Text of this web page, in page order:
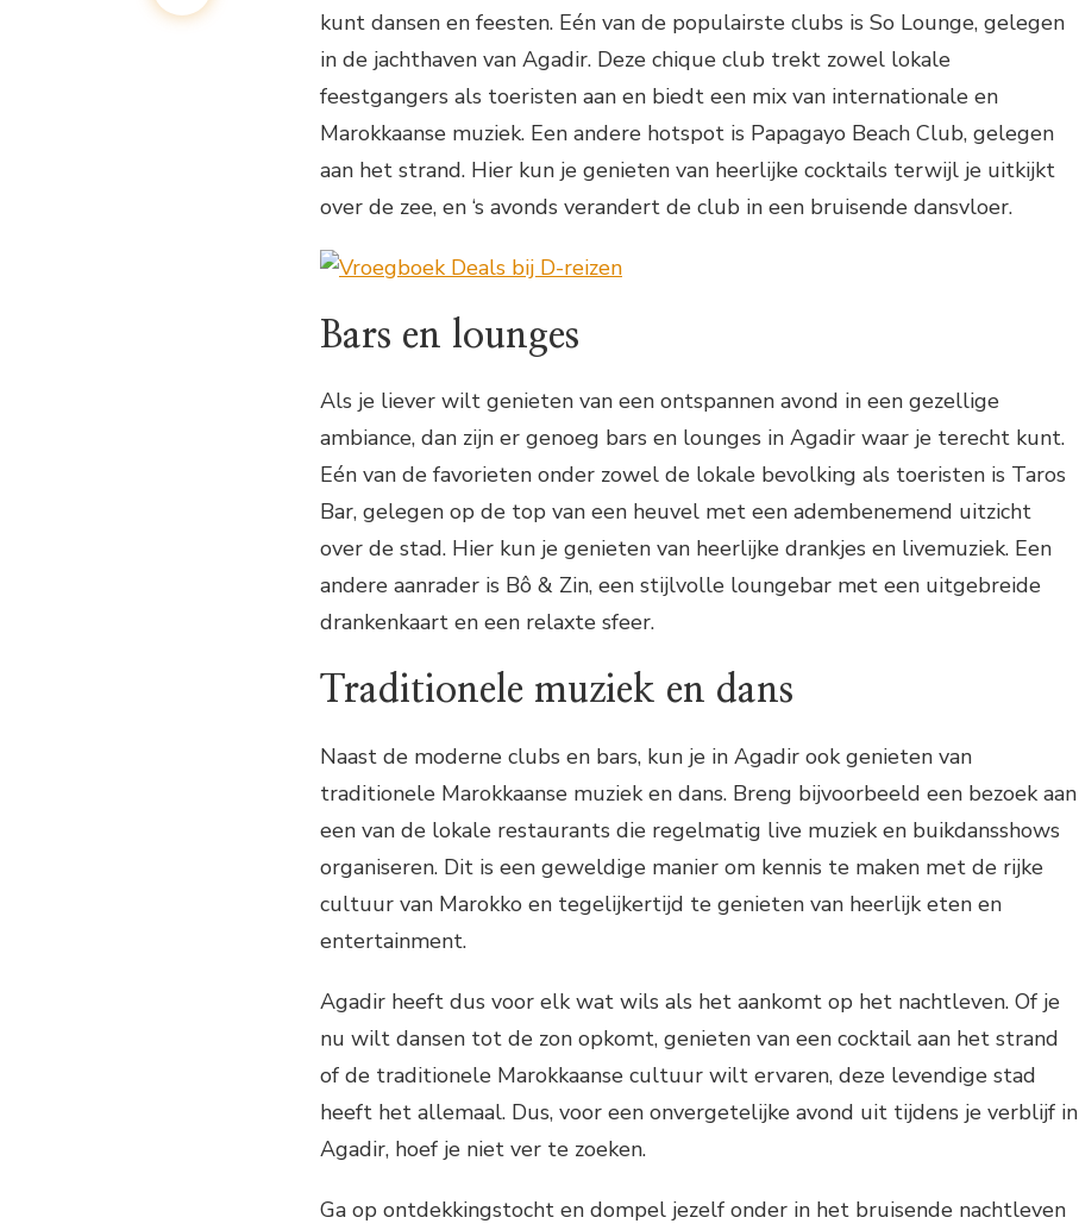
kunt dansen en feesten. Eén van de populairste clubs is So Lounge, gelegen
in de jachthaven van Agadir. Deze chique club trekt zowel lokale
feestgangers als toeristen aan en biedt een mix van internationale en
Marokkaanse muziek. Een andere hotspot is Papagayo Beach Club, gelegen
aan het strand. Hier kun je genieten van heerlijke cocktails terwijl je uitkijkt
over de zee, en ‘s avonds verandert de club in een bruisende dansvloer.
Bars en lounges
Als je liever wilt genieten van een ontspannen avond in een gezellige
ambiance, dan zijn er genoeg bars en lounges in Agadir waar je terecht kunt.
Eén van de favorieten onder zowel de lokale bevolking als toeristen is Taros
Bar, gelegen op de top van een heuvel met een adembenemend uitzicht
over de stad. Hier kun je genieten van heerlijke drankjes en livemuziek. Een
andere aanrader is Bô & Zin, een stijlvolle loungebar met een uitgebreide
drankenkaart en een relaxte sfeer.
Traditionele muziek en dans
Naast de moderne clubs en bars, kun je in Agadir ook genieten van
traditionele Marokkaanse muziek en dans. Breng bijvoorbeeld een bezoek aan
een van de lokale restaurants die regelmatig live muziek en buikdansshows
organiseren. Dit is een geweldige manier om kennis te maken met de rijke
cultuur van Marokko en tegelijkertijd te genieten van heerlijk eten en
entertainment.
Agadir heeft dus voor elk wat wils als het aankomt op het nachtleven. Of je
nu wilt dansen tot de zon opkomt, genieten van een cocktail aan het strand
of de traditionele Marokkaanse cultuur wilt ervaren, deze levendige stad
heeft het allemaal. Dus, voor een onvergetelijke avond uit tijdens je verblijf in
Agadir, hoef je niet ver te zoeken.
Ga op ontdekkingstocht en dompel jezelf onder in het bruisende nachtleven